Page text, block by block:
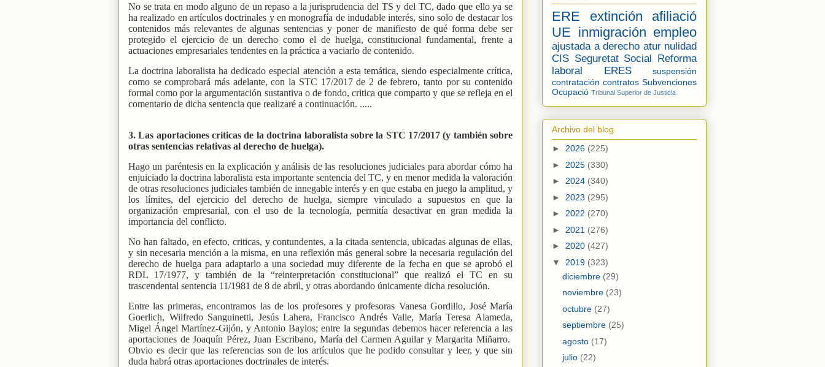
No se trata en modo alguno de un repaso a la jurisprudencia del TS y del TC, dado que ello ya se
ha realizado en artículos doctrinales y en monografía de indudable interés, sino solo de destacar los
contenidos más relevantes de algunas sentencias y poner de manifiesto de qué forma debe ser
protegido el ejercicio de un derecho como el de huelga, constitucional fundamental, frente a
actuaciones empresariales tendentes en la práctica a vaciarlo de contenido.
La doctrina laboralista ha dedicado especial atención a esta temática, siendo especialmente crítica,
como se comprobará más adelante, con la STC 17/2017 de 2 de febrero, tanto por su contenido
formal como por la argumentación sustantiva o de fondo, critica que comparto y que se refleja en el
comentario de dicha sentencia que realizaré a continuación. .....
3. Las aportaciones críticas de la doctrina laboralista sobre la STC 17/2017 (y también sobre
otras sentencias relativas al derecho de huelga).
Hago un paréntesis en la explicación y análisis de las resoluciones judiciales para abordar cómo ha
enjuiciado la doctrina laboralista esta importante sentencia del TC, y en menor medida la valoración
de otras resoluciones judiciales también de innegable interés y en que estaba en juego la amplitud, y
los límites, del ejercicio del derecho de huelga, siempre vinculado a supuestos en que la
organización empresarial, con el uso de la tecnología, permitía desactivar en gran medida la
importancia del conflicto.
No han faltado, en efecto, criticas, y contundentes, a la citada sentencia, ubicadas algunas de ellas,
y sin necesaria mención a la misma, en una reflexión más general sobre la necesaria regulación del
derecho de huelga para adaptarlo a una sociedad muy diferente de la fecha en que se aprobó el
RDL 17/1977, y también de la “reinterpretación constitucional” que realizó el TC en su
trascendental sentencia 11/1981 de 8 de abril, y otras abordando únicamente dicha resolución.
Entre las primeras, encontramos las de los profesores y profesoras Vanesa Gordillo, José María
Goerlich, Wilfredo Sanguinetti, Jesús Lahera, Francisco Andrés Valle, María Teresa Alameda,
Migel Ángel Martínez-Gijón, y Antonio Baylos; entre la segundas debemos hacer referencia a las
aportaciones de Joaquín Pérez, Juan Escribano, María del Carmen Aguilar y Margarita Miñarro.
Obvio es decir que las referencias son de los artículos que he podido consultar y leer, y que sin
duda habrá otras aportaciones doctrinales de interés.
ERE extinción
afiliació
UE inmigración empleo
ajustada a derecho atur nulidad
CIS Seguretat Social Reforma
laboral
ERES
suspensión
contratación contratos Subvenciones
Ocupació Tribunal Superior de Justicia
Archivo del blog
► 2026 (225)
► 2025 (330)
► 2024 (340)
► 2023 (295)
► 2022 (270)
► 2021 (276)
► 2020 (427)
▼ 2019 (323)
diciembre (29)
noviembre (23)
octubre (27)
septiembre (25)
agosto (17)
julio (22)